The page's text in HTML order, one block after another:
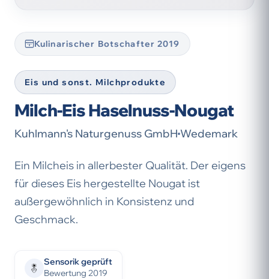
Kulinarischer Botschafter 2019
Eis und sonst. Milchprodukte
Milch-Eis Haselnuss-Nougat
Kuhlmann's Naturgenuss GmbH Wedemark
Ein Milcheis in allerbester Qualität. Der eigens
für dieses Eis hergestellte Nougat ist
außergewöhnlich in Konsistenz und
Geschmack.
Sensorik geprüft
Bewertung 2019